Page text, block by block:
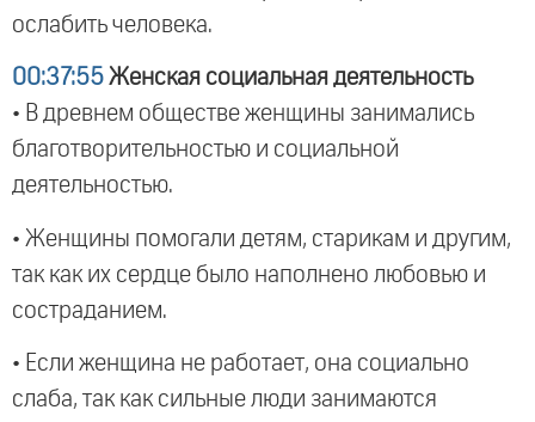
ослабить человека.
00:37:55 Женская социальная деятельность
• В древнем обществе женщины занимались
благотворительностью и социальной
деятельностью.
• Женщины помогали детям, старикам и другим,
так как их сердце было наполнено любовью и
состраданием.
• Если женщина не работает, она социально
слаба, так как сильные люди занимаются